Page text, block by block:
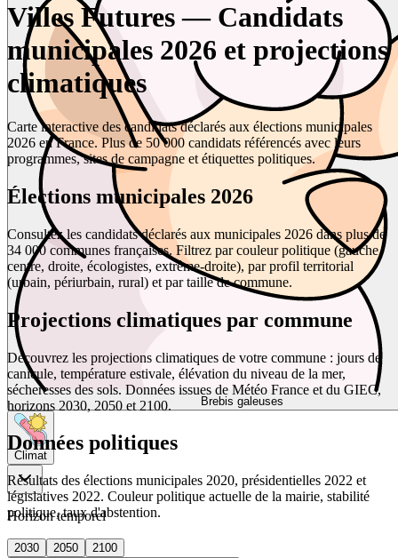
Brebis galeuses
Climat
Horizon temporel
2030 2050
2100
Villes Futures — Candidats
municipales 2026 et projections
climatiques
Carte interactive des candidats déclarés aux élections municipales
2026 en France. Plus de 50 000 candidats référencés avec leurs
programmes, sites de campagne et étiquettes politiques.
Élections municipales 2026
Consultez les candidats déclarés aux municipales 2026 dans plus de
34 000 communes françaises. Filtrez par couleur politique (gauche,
centre, droite, écologistes, extrême-droite), par profil territorial
(urbain, périurbain, rural) et par taille de commune.
Projections climatiques par commune
Découvrez les projections climatiques de votre commune : jours de
canicule, température estivale, élévation du niveau de la mer,
sécheresses des sols. Données issues de Météo France et du GIEC,
horizons 2030, 2050 et 2100.
Données politiques
Résultats des élections municipales 2020, présidentielles 2022 et
législatives 2022. Couleur politique actuelle de la mairie, stabilité
politique, taux d'abstention.